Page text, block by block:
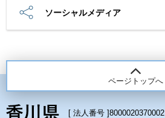
ソーシャルメディア
ページトップへ
[ 法人番号 ]8000020370002